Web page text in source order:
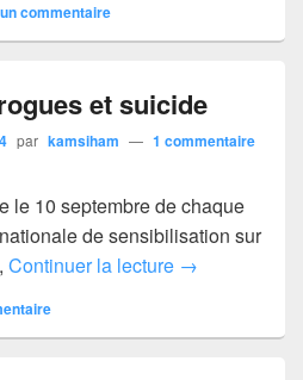
commentaire
et suicide
par kamsiham — 1 commentaire
le 10 septembre de chaque
de sensibilisation sur
Continuer la lecture Addiction aux
→